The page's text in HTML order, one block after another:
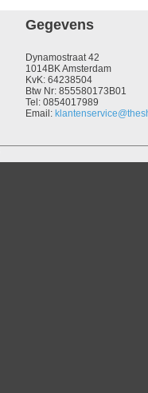
Gegevens
Dynamostraat 42
1014BK Amsterdam
KvK: 64238504
Btw Nr: 855580173B01
Tel: 0854017989
Email: